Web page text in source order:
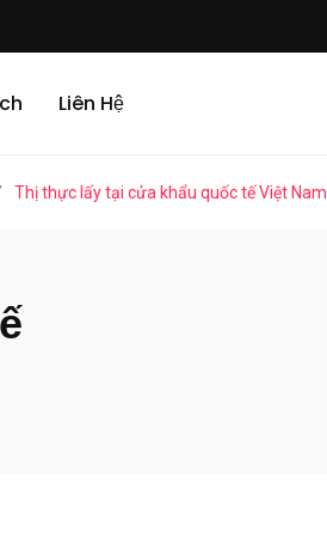
Liên Hệ
Thị thực lấy tại cửa khẩu quốc tế Việt Nam